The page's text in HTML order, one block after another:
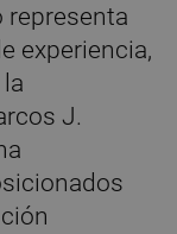
representa
experiencia,
J.